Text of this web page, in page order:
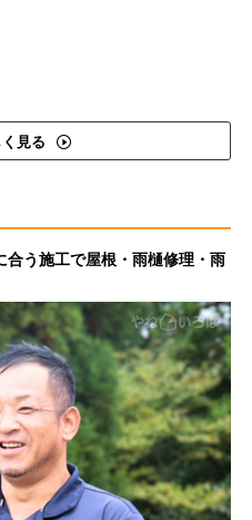
見る
合う施工で屋根・雨樋修理・雨